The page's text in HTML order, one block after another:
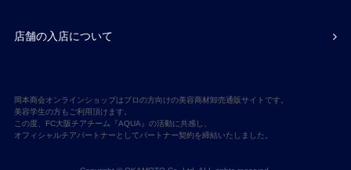
店舗の入店について
岡本商会オンラインショップはプロの方向けの美容商材卸売通販サイトです。
美容学生の方もご利用頂けます。
この度、FC大阪チアチーム『AQUA』の活動に共感し、
オフィシャルチアパートナーとしてパートナー契約を締結いたしました。